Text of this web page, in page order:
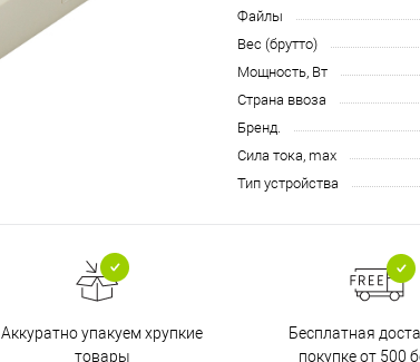
Файлы
Вес (брутто)
Мощность, Вт
Страна ввоза
Бренд.
Сила тока, max
Тип устройства
Аккуратно упакуем хрупкие
товары
Бесплатная
покупке от 500